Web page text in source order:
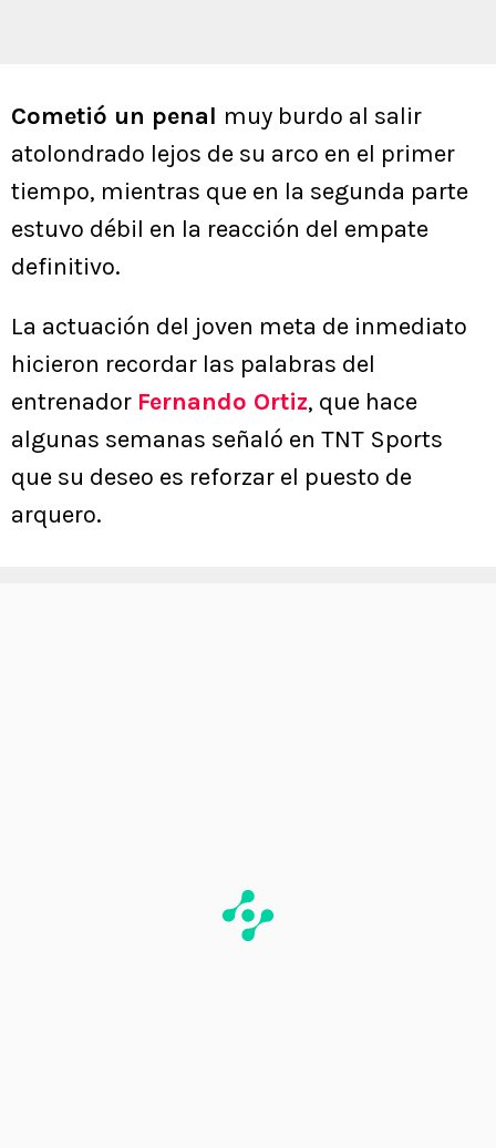
Cometió un penal muy burdo al salir
atolondrado lejos de su arco en el primer
tiempo, mientras que en la segunda parte
estuvo débil en la reacción del empate
definitivo.
La actuación del joven meta de inmediato
hicieron recordar las palabras del
entrenador Fernando Ortiz, que hace
algunas semanas señaló en TNT Sports
que su deseo es reforzar el puesto de
arquero.